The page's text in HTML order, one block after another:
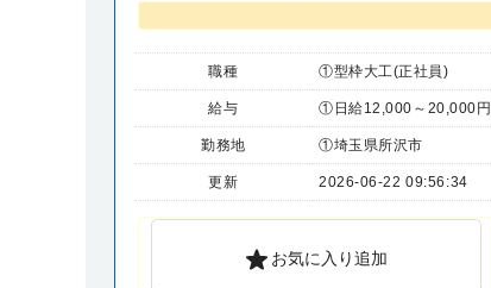
職種 ①型枠大工(正社員)
給与 ①日給12,000～20,000円
勤務地 ①埼玉県所沢市
更新 2026-06-22 09:56:34
お気に入り追加